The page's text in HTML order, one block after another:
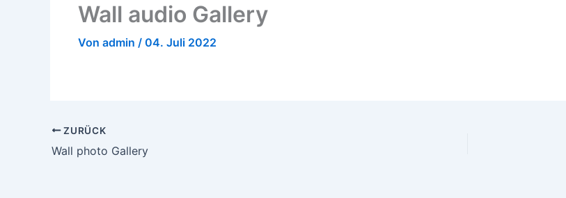
Wall audio Gallery
Von admin / 04. Juli 2022
ZURÜCK
Wall photo Gallery